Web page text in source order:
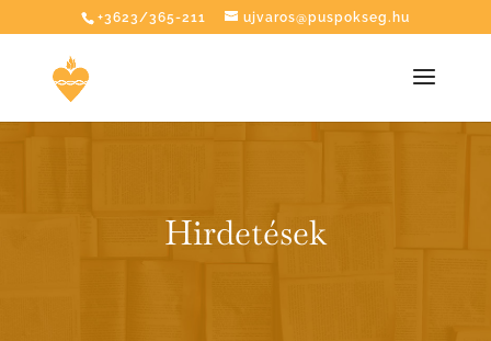
+3623/365-211 ujvaros@puspokseg.hu
Hirdetések